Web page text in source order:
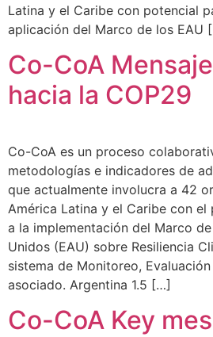
Latina y el Caribe con potencial
aplicación del Marco de los EAU
Co-CoA
hacia la COP29
Co-CoA es un proceso
metodologías e indicadores de
que actualmente involucra a 42
América Latina y el Caribe con
a la implementación del Marco
Unidos (EAU) sobre Resiliencia
sistema de Monitoreo,
asociado. Argentina 1.5 […]
Co-CoA Key